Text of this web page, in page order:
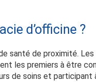
d’officine ?
santé de proximité.
les premiers à être
de soins et participant